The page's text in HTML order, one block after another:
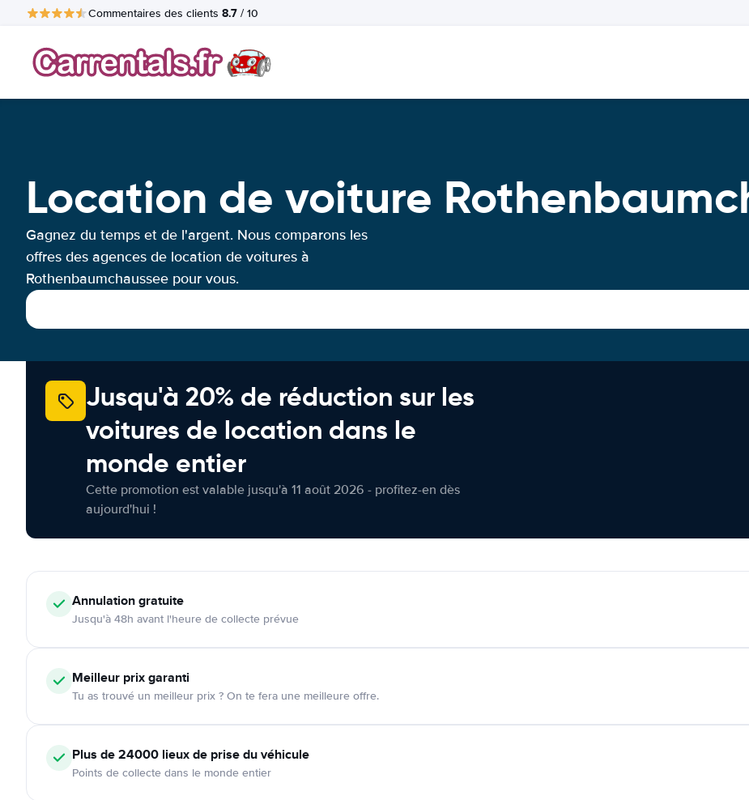
Commentaires des clients 8.7 / 10
Location de voiture
Gagnez du temps et de l'argent. Nous comparons les
offres des agences de location de voitures à
Rothenbaumchaussee pour vous.
Jusqu'à 20% de réduction sur les
voitures de location dans le
monde entier
Cette promotion est valable jusqu'à 11 août 2026 - profitez-en dès
aujourd'hui !
Annulationgratuite
Jusqu'à 48h avant l'heure de collecte prévue
Meilleur prix garanti
Tu as trouvé un meilleur prix ? On te fera une meilleure offre.
Plus de 24000 lieux de prise du véhicule
Points de collecte dans le monde entier